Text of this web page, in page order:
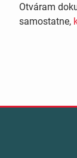
Otváram
samostatne,